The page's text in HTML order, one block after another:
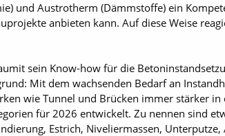
und Austrotherm (Dämmstoffe) ein
anbieten kann. Auf diese Weise
sein Know-how für die
Mit dem wachsenden Bedarf an
wie Tunnel und Brücken immer stärker in
für 2026 entwickelt. Zu nennen sind
Estrich, Niveliermassen,